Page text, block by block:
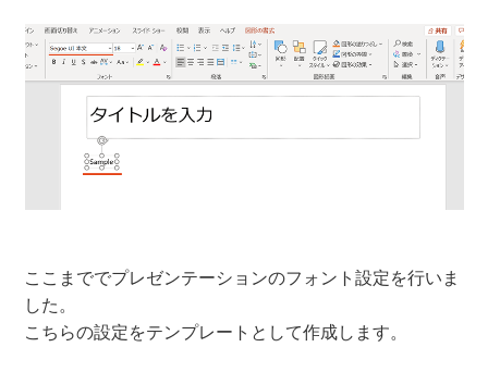
ここまででプレゼンテーションのフォント設定を行いま
した。
こちらの設定をテンプレートとして作成します。